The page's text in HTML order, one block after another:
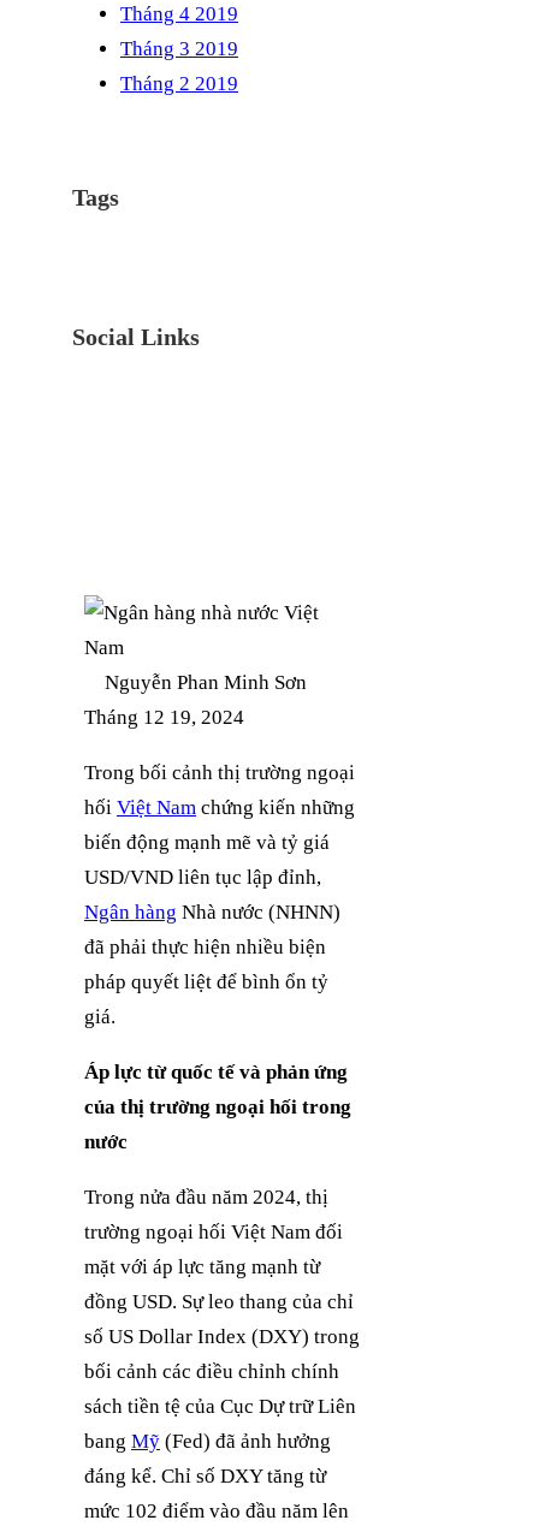
Tháng 4 2019
Tháng 3 2019
Tháng 2 2019
Tags
Social Links
Nguyễn Phan Minh Sơn
Tháng 12 19, 2024
Trong bối cảnh thị trường ngoại
hối Việt Nam chứng kiến những
biến động mạnh mẽ và tỷ giá
USD/VND liên tục lập đỉnh,
Ngân hàng Nhà nước (NHNN)
đã phải thực hiện nhiều biện
pháp quyết liệt để bình ổn tỷ
giá.
Áp lực từ quốc tế và phản ứng
của thị trường ngoại hối trong
nước
Trong nửa đầu năm 2024, thị
trường ngoại hối Việt Nam đối
mặt với áp lực tăng mạnh từ
đồng USD. Sự leo thang của chỉ
số US Dollar Index (DXY) trong
bối cảnh các điều chỉnh chính
sách tiền tệ của Cục Dự trữ Liên
bang Mỹ (Fed) đã ảnh hưởng
đáng kể. Chỉ số DXY tăng từ
mức 102 điểm vào đầu năm lên